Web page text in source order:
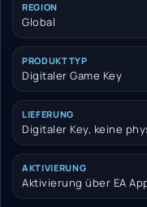
REGION
Global
PRODUKTTYP
Digitaler Game Key
LIEFERUNG
Digitaler Key, keine
AKTIVIERUNG
Aktivierung über EA